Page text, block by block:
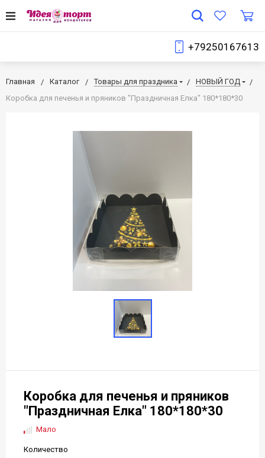
+79250167613
Главная Каталог Товары для праздника
НОВЫЙ ГОД
Коробка для печенья и пряников "Праздничная Елка" 180*180*30
Коробка для печенья и пряников
"Праздничная Елка" 180*180*30
Мало
Количество